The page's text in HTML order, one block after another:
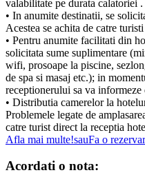
valabilitate pe durata calatoriei .
• In anumite destinatii, se
Acestea se achita de catre
• Pentru anumite facilitati din
solicitata sume suplimentare
wifi, prosoape la piscine,
de spa si masaj etc.); in
receptionerului sa va informeze
• Distributia camerelor la
Problemele legate de
catre turist direct la receptia
Afla mai multe!sauFa o
Acordati o nota: